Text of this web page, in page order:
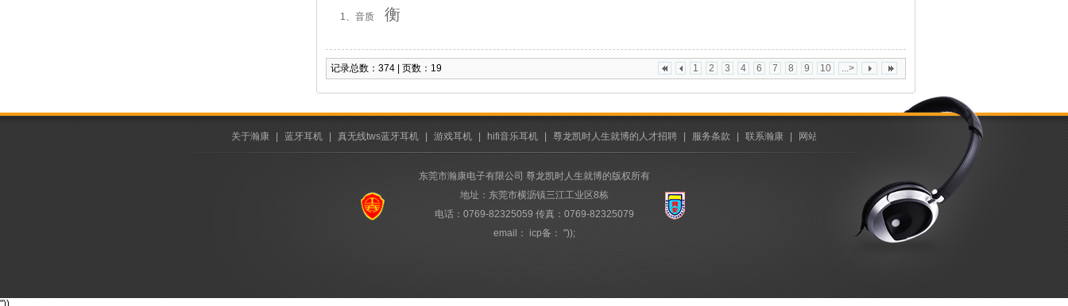
1、音质 衡
记录总数：374 | 页数：19 1 2 3 4 6 7 8 9 10 ...>
关于瀚康 | 蓝牙耳机 | 真无线tws蓝牙耳机 | 游戏耳机 | hifi音乐耳机 | 尊龙凯时人生就博的人才招聘 | 服务条款 | 联系瀚康 | 网站地图
东莞市瀚康电子有限公司 尊龙凯时人生就博的版权所有
地址：东莞市横沥镇三江工业区8栋
电话：0769-82325059 传真：0769-82325079
email： icp备： "));
"))